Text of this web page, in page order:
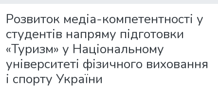
Розвиток медіа-компетентності у
студентів напряму підготовки
«Туризм» у Національному
університеті фізичного виховання
і спорту України